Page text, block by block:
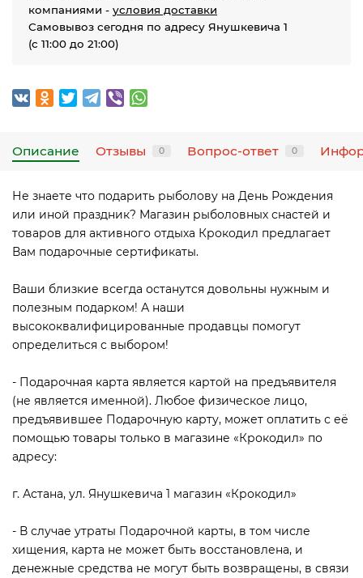
компаниями - условия доставки
Самовывоз сегодня по адресу Янушкевича 1
(с 11:00 до 21:00)
Описание Отзывы 0 Вопрос-ответ 0
Не знаете что подарить рыболову на День Рождения
или иной праздник? Магазин рыболовных снастей и
товаров для активного отдыха Крокодил предлагает
Вам подарочные сертификаты.
Ваши близкие всегда останутся довольны нужным и
полезным подарком! А наши
высококвалифицированные продавцы помогут
определиться с выбором!
- Подарочная карта является картой на предъявителя
(не является именной). Любое физическое лицо,
предъявившее Подарочную карту, может оплатить с её
помощью товары только в магазине «Крокодил» по
адресу:
г. Астана, ул. Янушкевича 1 магазин «Крокодил»
- В случае утраты Подарочной карты, в том числе
хищения, карта не может быть восстановлена, и
денежные средства не могут быть возвращены, в связи